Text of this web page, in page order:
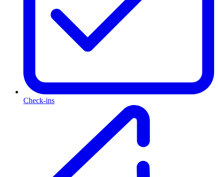
Check-ins